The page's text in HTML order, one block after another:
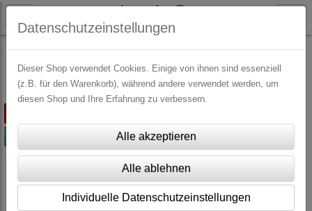
WEIHNACHTEN Grußkarten Weihnachten
Datenschutzeinstellungen
Dieser Shop verwendet Cookies. Einige von ihnen sind essenziell
(z.B. für den Warenkorb), während andere verwendet werden, um
diesen Shop und Ihre Erfahrung zu verbessern.
Individuelle Datenschutzeinstellungen